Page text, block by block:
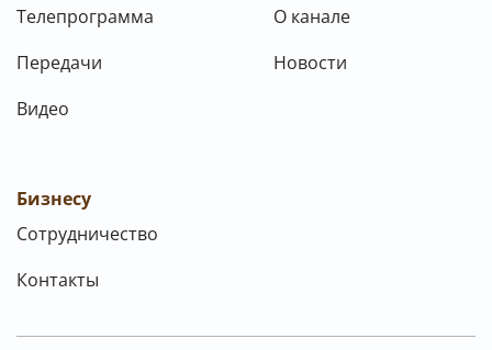
Телепрограмма
Передачи
Видео
О канале
Новости
Бизнесу
Сотрудничество
Контакты